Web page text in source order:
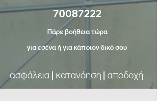
70087222
Πάρε βοήθεια τώρα
για εσένα ή για κάποιον δικό σου
ασφάλεια | κατανόηση | αποδοχή